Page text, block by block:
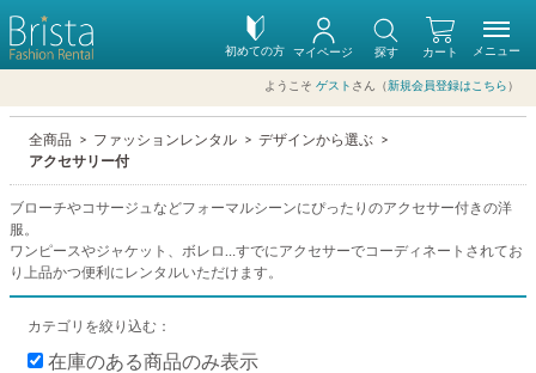
初めての方 カート
マイページ 探す
ようこそ ゲスト さん（新規会員登録はこちら ）
メニュー
全商品 ファッションレンタル
デザインから選ぶ
アクセサリー付
ブローチやコサージュなどフォーマルシーンにぴったりのアクセサー付きの洋
服。
ワンピースやジャケット、ボレロ…すでにアクセサーでコーディネートされてお
り上品かつ便利にレンタルいただけます。
カテゴリを絞り込む：
在庫のある商品のみ表示